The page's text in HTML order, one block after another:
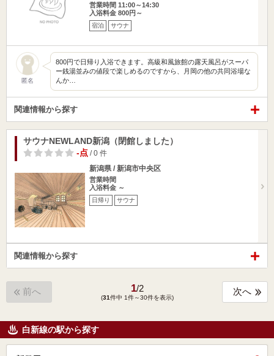
営業時間 11:00～14:30
入浴料金 800円～
宿泊 サウナ
匿名
800円で日帰り入浴できます。高級和風旅館の露天風呂がスーパ
ー銭湯並みの値段で楽しめるのですから、月岡の他の共同浴場な
んか…
関連情報から探す
サウナNEWLAND新潟（閉館しました）
-点 / 0 件
新潟県 / 新潟市中央区
営業時間
入浴料金 ～
日帰り サウナ
関連情報から探す
前へ 1/2
(31件中 1件～30件を表示)
次へ
白新線の駅から探す